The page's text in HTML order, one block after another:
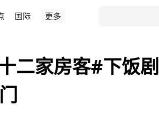
国际 更多
二家房客#下饭剧